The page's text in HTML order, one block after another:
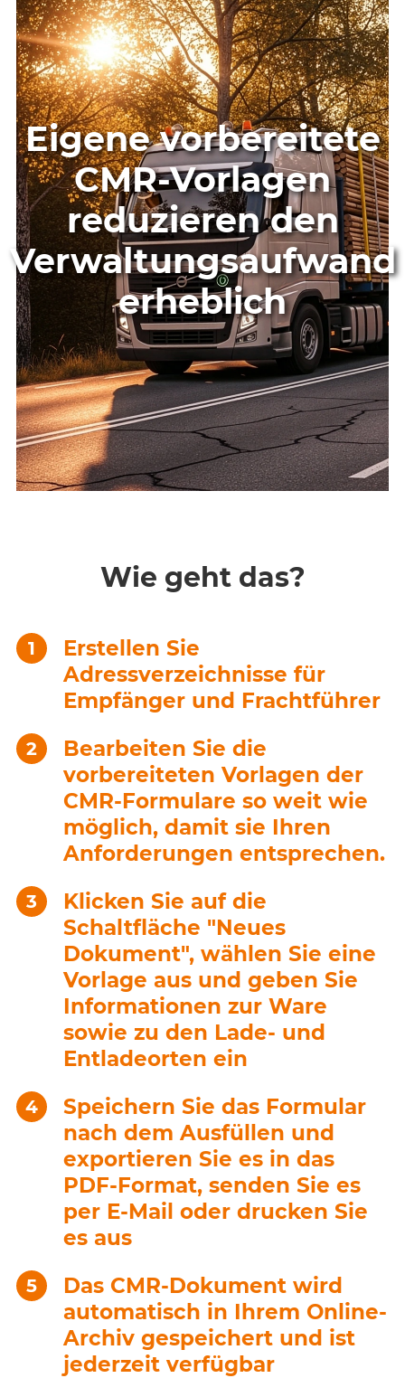
Eigene vorbereitete
CMR-Vorlagen
reduzieren den
Verwaltungsaufwand
erheblich
Wie geht das?
Erstellen Sie
Adressverzeichnisse für
Empfänger und Frachtführer
Bearbeiten Sie die
vorbereiteten Vorlagen der
CMR-Formulare so weit wie
möglich, damit sie Ihren
Anforderungen entsprechen.
Klicken Sie auf die
Schaltfläche "Neues
Dokument", wählen Sie eine
Vorlage aus und geben Sie
Informationen zur Ware
sowie zu den Lade- und
Entladeorten ein
Speichern Sie das Formular
nach dem Ausfüllen und
exportieren Sie es in das
PDF-Format, senden Sie es
per E-Mail oder drucken Sie
es aus
Das CMR-Dokument wird
automatisch in Ihrem Online-
Archiv gespeichert und ist
jederzeit verfügbar